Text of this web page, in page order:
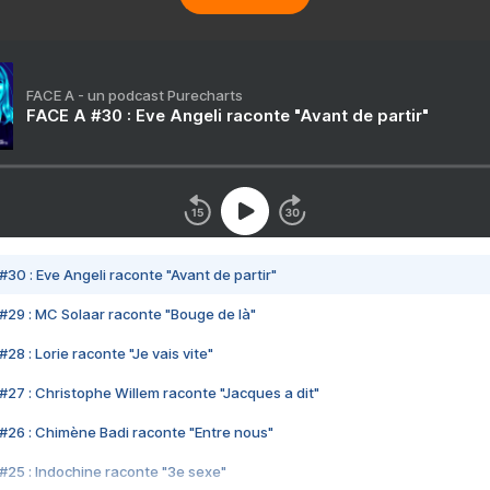
FACE A - un podcast Purecharts
FACE A #30 : Eve Angeli raconte "Avant de partir"
#30 : Eve Angeli raconte "Avant de partir"
#29 : MC Solaar raconte "Bouge de là"
#28 : Lorie raconte "Je vais vite"
#27 : Christophe Willem raconte "Jacques a dit"
#26 : Chimène Badi raconte "Entre nous"
#25 : Indochine raconte "3e sexe"